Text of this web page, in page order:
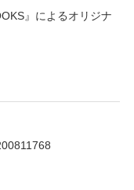
』によるオリジナ